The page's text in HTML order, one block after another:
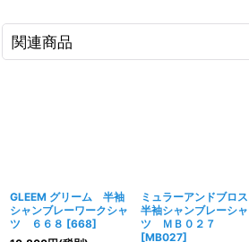
関連商品
GLEEM グリーム 半袖
シャンブレーワークシャ
ツ ６６８ [668]
ミュラーアンドブロ
半袖シャンブレーシャ
ツ ＭＢ０２７
[MB027]